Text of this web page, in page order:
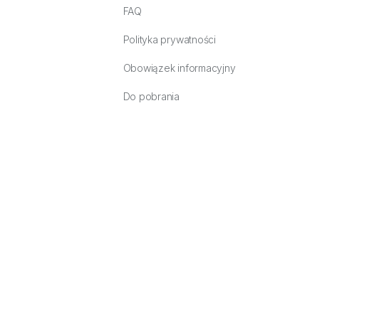
FAQ
Polityka prywatności
Obowiązek informacyjny
Do pobrania